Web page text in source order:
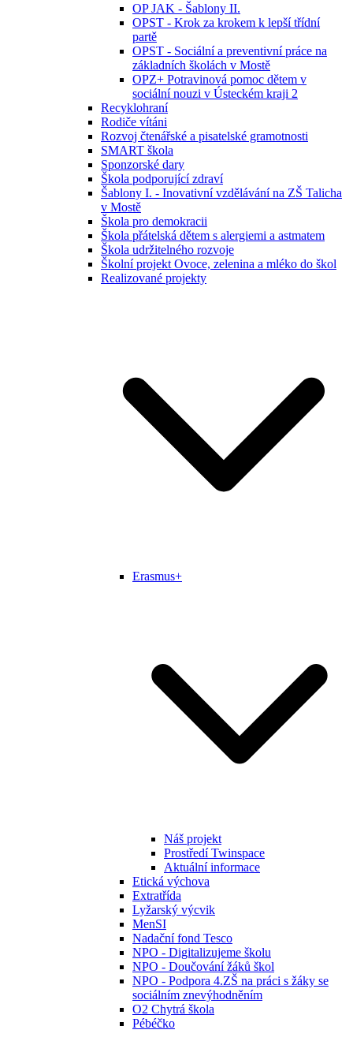
OP JAK - Šablony II.
OPST - Krok za krokem k lepší třídní
partě
OPST - Sociální a preventivní práce na
základních školách v Mostě
OPZ+ Potravinová pomoc dětem v
sociální nouzi v Ústeckém kraji 2
Recyklohraní
Rodiče vítáni
Rozvoj čtenářské a pisatelské gramotnosti
SMART škola
Sponzorské dary
Škola podporující zdraví
Šablony I. - Inovativní vzdělávání na ZŠ Talicha
v Mostě
Škola pro demokracii
Škola přátelská dětem s alergiemi a astmatem
Škola udržitelného rozvoje
Školní projekt Ovoce, zelenina a mléko do škol
Realizované projekty
Erasmus+
Náš projekt
Prostředí Twinspace
Aktuální informace
Etická výchova
Extratřída
Lyžarský výcvik
MenSI
Nadační fond Tesco
NPO - Digitalizujeme školu
NPO - Doučování žáků škol
NPO - Podpora 4.ZŠ na práci s žáky se
sociálním znevýhodněním
O2 Chytrá škola
Pébéčko